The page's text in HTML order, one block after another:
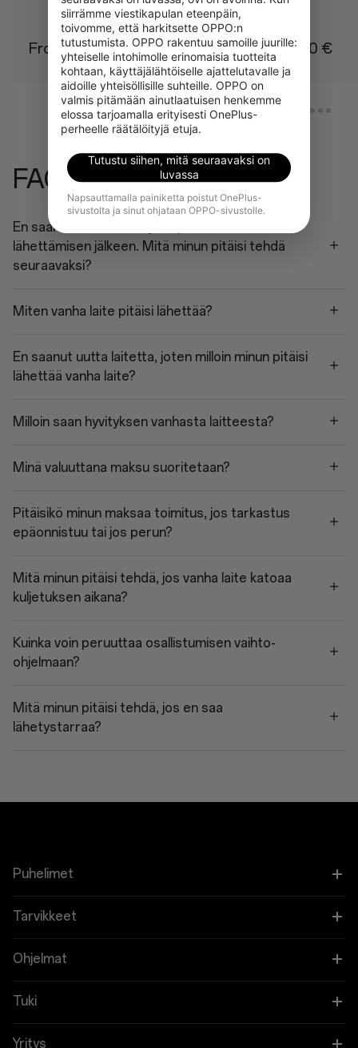
From 949,00 € From 699,00 €
FAQ
En saanut mitään tietoja sopimuksen/laitteen
lähettämisen jälkeen. Mitä minun pitäisi tehdä
seuraavaksi?
Miten vanha laite pitäisi lähettää?
En saanut uutta laitetta, joten milloin minun pitäisi
lähettää vanha laite?
Milloin saan hyvityksen vanhasta laitteesta?
Minä valuuttana maksu suoritetaan?
Pitäisikö minun maksaa toimitus, jos tarkastus
epäonnistuu tai jos perun?
Mitä minun pitäisi tehdä, jos vanha laite katoaa
kuljetuksen aikana?
Kuinka voin peruuttaa osallistumisen vaihto-
ohjelmaan?
Mitä minun pitäisi tehdä, jos en saa
lähetystarraa?
Puhelimet
OnePlus 15
OnePlus 13
Tarvikkeet
Tabletti
Puettavat
Ohjelmat
Linkitä OnePlus-laitteesi
Alennusohjelma
Tuki
Shopping FAQs
Yritys
siirrämme viestikapulan eteenpäin,
toivomme, että harkitsette OPPO:n
tutustumista. OPPO rakentuu samoille juurille:
yhteiselle intohimolle erinomaisia tuotteita
kohtaan, käyttäjälähtöiselle ajattelutavalle ja
aidoille yhteisöllisille suhteille. OPPO on
valmis pitämään ainutlaatuisen henkemme
elossa tarjoamalla erityisesti OnePlus-
perheelle räätälöityjä etuja.
Tutustu siihen, mitä seuraavaksi on
luvassa
Napsauttamalla painiketta poistut OnePlus-
sivustolta ja sinut ohjataan OPPO-sivustolle.